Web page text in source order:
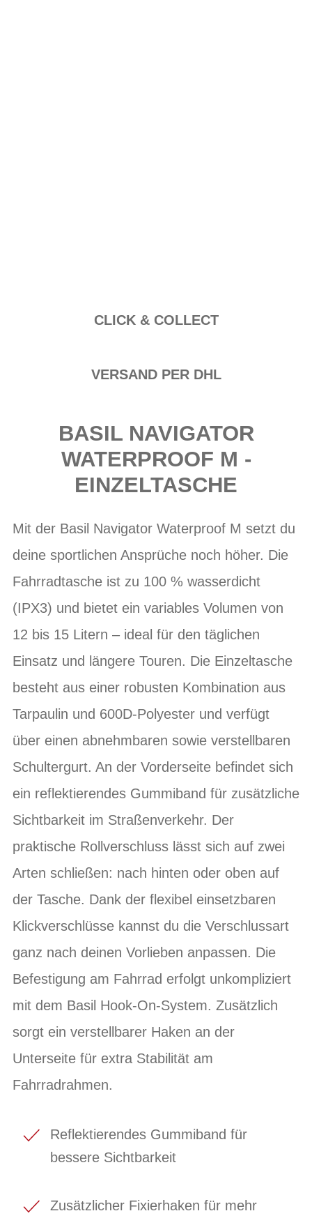
CLICK & COLLECT
VERSAND PER DHL
BASIL NAVIGATOR
WATERPROOF M -
EINZELTASCHE
Mit der Basil Navigator Waterproof M setzt du
deine sportlichen Ansprüche noch höher. Die
Fahrradtasche ist zu 100 % wasserdicht
(IPX3) und bietet ein variables Volumen von
12 bis 15 Litern – ideal für den täglichen
Einsatz und längere Touren. Die Einzeltasche
besteht aus einer robusten Kombination aus
Tarpaulin und 600D-Polyester und verfügt
über einen abnehmbaren sowie verstellbaren
Schultergurt. An der Vorderseite befindet sich
ein reflektierendes Gummiband für zusätzliche
Sichtbarkeit im Straßenverkehr. Der
praktische Rollverschluss lässt sich auf zwei
Arten schließen: nach hinten oder oben auf
der Tasche. Dank der flexibel einsetzbaren
Klickverschlüsse kannst du die Verschlussart
ganz nach deinen Vorlieben anpassen. Die
Befestigung am Fahrrad erfolgt unkompliziert
mit dem Basil Hook-On-System. Zusätzlich
sorgt ein verstellbarer Haken an der
Unterseite für extra Stabilität am
Fahrradrahmen.
Reflektierendes Gummiband für
bessere Sichtbarkeit
Zusätzlicher Fixierhaken für mehr